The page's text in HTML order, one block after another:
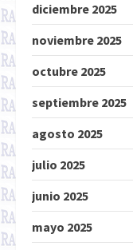
diciembre 2025
noviembre 2025
octubre 2025
septiembre 2025
agosto 2025
julio 2025
junio 2025
mayo 2025